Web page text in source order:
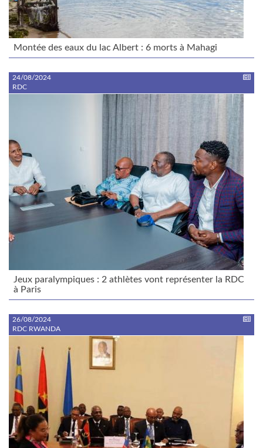
Montée des eaux du lac Albert : 6 morts à Mahagi
24/08/2024
RDC
Jeux paralympiques : 2 athlètes vont représenter la RDC
à Paris
26/08/2024
RDC RWANDA